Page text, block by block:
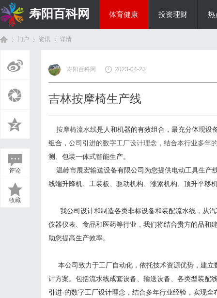
寿阳百科网 体育健康 投资理财 热
门户 资讯
›
详情
评论
收藏
寿阳百科网 2023-04-23
吉林按摩椅生产线
按摩椅流水线是人和机器的有效组合，最充分体现设
组合， 公司引进的数字工厂设计理念，结合本行业多年
测、包装一体式智能生产。
温岭市展宏输送设备有限公司 为您提供电动工具生产
线端升降机、工装板、驱动机构、涨紧机构、顶升平移
我公司设计和制造各类非标设备和装配流水线，从
仪器仪表、 食品和医药等行业，我们将结合贵方的品和
助您提高生产效率。
本公司致力于工厂自动化，依托技术资源优势，建立
计方案。 包括流水线成套设备、输送设备、各类型装配
引进-的数字工厂设计理念，结合多年行业经验，实现全